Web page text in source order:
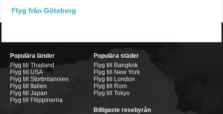
Flyg från Göteborg
Populära länder
Flyg till Thailand
Flyg till USA
Flyg till Storbritannien
Flyg till Italien
Flyg till Japan
Flyg till Filippinerna
Populära städer
Flyg till Bangkok
Flyg till New York
Flyg till London
Flyg till Rom
Flyg till Tokyo
Billigaste resebyrån